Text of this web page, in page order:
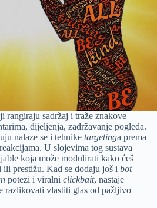
rangiraju sadržaj i traže znakove
dijeljenja, zadržavanje pogleda.
nalaze se i tehnike targetinga prema
U slojevima tog sustava
koja može modulirati kako ćeš
prestižu. Kad se dodaju još i bot
potezi i viralni clickbait, nastaje
razlikovati vlastiti glas od pažljivo